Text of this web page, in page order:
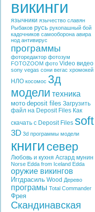
викинги
язычники язычество славян
Рыбаков русь рукопашный бой
кадочников самооборона авира
нод антивирус
программы
фоторедактор фотозум
FOTOZOOM фото Video видео
sony vegas сони вегас хромокей
НЛО косомос 3д
модели техника
мото deposit files Загрузить
файл на Deposit Files Как
скачать с Deposit Files soft
3D 3d программы модели
книги север
Любовь и кухня Асгард мунин
Norse Edda from Iceland Edda
оружие викингов
Иггдрасиль Wood Дерево
програмы Total Commander
Фрея
Скандинавская